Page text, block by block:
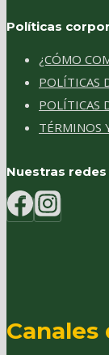
Políticas
¿CÓMO
POLÍTICAS
POLÍTICAS
TÉRMINOS
Nuestras